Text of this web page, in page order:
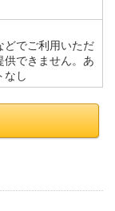
どでご利用いただ
供できません。あ
なし